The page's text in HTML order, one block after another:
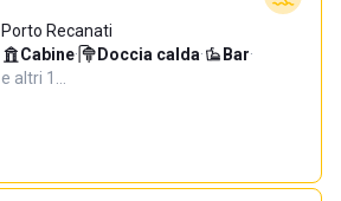
Porto Recanati
Cabine· Doccia calda· Bar·
e altri 1…